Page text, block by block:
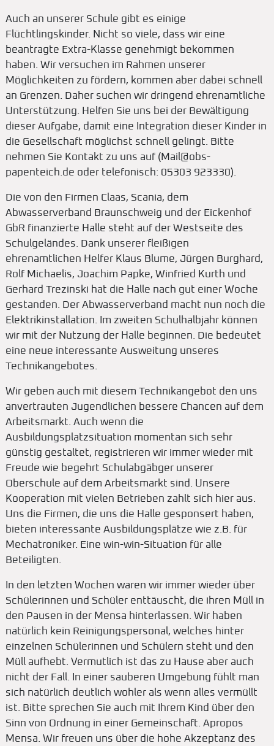
Auch an unserer Schule gibt es einige
Flüchtlingskinder. Nicht so viele, dass wir eine
beantragte Extra-Klasse genehmigt bekommen
haben. Wir versuchen im Rahmen unserer
Möglichkeiten zu fördern, kommen aber dabei schnell
an Grenzen. Daher suchen wir dringend ehrenamtliche
Unterstützung. Helfen Sie uns bei der Bewältigung
dieser Aufgabe, damit eine Integration dieser Kinder in
die Gesellschaft möglichst schnell gelingt. Bitte
nehmen Sie Kontakt zu uns auf (Mail@obs-
papenteich.de oder telefonisch: 05303 923330).
Die von den Firmen Claas, Scania, dem
Abwasserverband Braunschweig und der Eickenhof
GbR finanzierte Halle steht auf der Westseite des
Schulgeländes. Dank unserer fleißigen
ehrenamtlichen Helfer Klaus Blume, Jürgen Burghard,
Rolf Michaelis, Joachim Papke, Winfried Kurth und
Gerhard Trezinski hat die Halle nach gut einer Woche
gestanden. Der Abwasserverband macht nun noch die
Elektrikinstallation. Im zweiten Schulhalbjahr können
wir mit der Nutzung der Halle beginnen. Die bedeutet
eine neue interessante Ausweitung unseres
Technikangebotes.
Wir geben auch mit diesem Technikangebot den uns
anvertrauten Jugendlichen bessere Chancen auf dem
Arbeitsmarkt. Auch wenn die
Ausbildungsplatzsituation momentan sich sehr
günstig gestaltet, registrieren wir immer wieder mit
Freude wie begehrt Schulabgäbger unserer
Oberschule auf dem Arbeitsmarkt sind. Unsere
Kooperation mit vielen Betrieben zahlt sich hier aus.
Uns die Firmen, die uns die Halle gesponsert haben,
bieten interessante Ausbildungsplätze wie z.B. für
Mechatroniker. Eine win-win-Situation für alle
Beteiligten.
In den letzten Wochen waren wir immer wieder über
Schülerinnen und Schüler enttäuscht, die ihren Müll in
den Pausen in der Mensa hinterlassen. Wir haben
natürlich kein Reinigungspersonal, welches hinter
einzelnen Schülerinnen und Schülern steht und den
Müll aufhebt. Vermutlich ist das zu Hause aber auch
nicht der Fall. In einer sauberen Umgebung fühlt man
sich natürlich deutlich wohler als wenn alles vermüllt
ist. Bitte sprechen Sie auch mit Ihrem Kind über den
Sinn von Ordnung in einer Gemeinschaft. Apropos
Mensa. Wir freuen uns über die hohe Akzeptanz des